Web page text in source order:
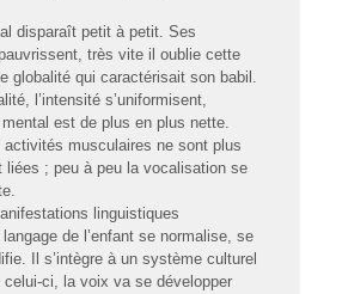
disparaît petit à petit. Ses
très vite il oublie cette
globalité qui caractérisait son babil.
l’intensité s’uniformisent,
mental est de plus en plus nette.
activités musculaires ne sont plus
liées ; peu à peu la vocalisation se
linguistiques
de l’enfant se normalise, se
Il s’intègre à un système culturel
ci, la voix va se développer